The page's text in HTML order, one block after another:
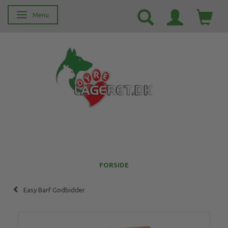
Skifte navigation
Menu
FORSIDE
Easy Barf Godbidder